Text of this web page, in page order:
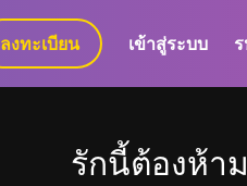
GaLa+
ลงทะเบียน เข้าสู่ระบบ
รักนี้ต้องห้าม